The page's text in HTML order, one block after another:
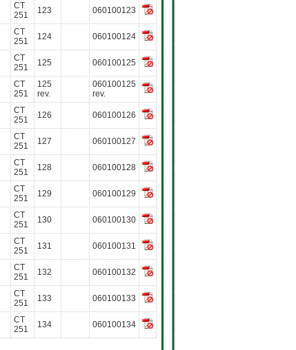
CT
251
123 060100123
CT
251
124 060100124
CT
251
125 060100125
CT
251
125
rev.
060100125
rev.
CT
251
126 060100126
CT
251
127 060100127
CT
251
128 060100128
CT
251
129 060100129
CT
251
130 060100130
CT
251
131 060100131
CT
251
132 060100132
CT
251
133 060100133
CT
251
134 060100134